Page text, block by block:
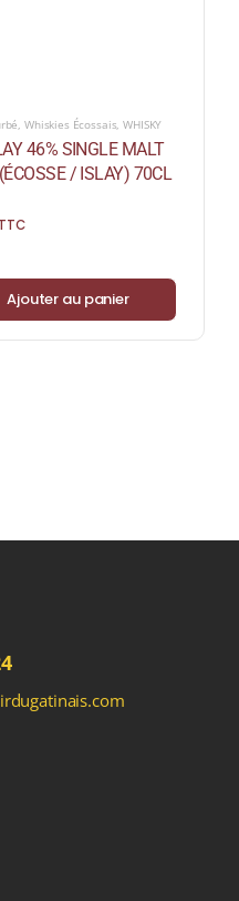
, Whiskies Écossais,WHISKY
46% SINGLE MALT
/ ISLAY) 70CL
TTC
Ajouter au panier